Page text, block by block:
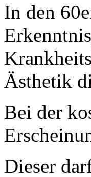
In den
Ästhetik
Bei der
Dieser